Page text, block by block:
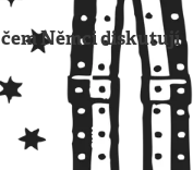
čem Němci diskutují